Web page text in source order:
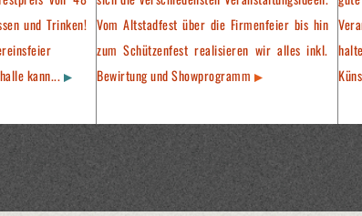
und Trinken!
kann...
Vom Altstadfest über die Firmenfeier bis hin
zum Schützenfest realisieren wir alles inkl.
Bewirtung und Showprogramm